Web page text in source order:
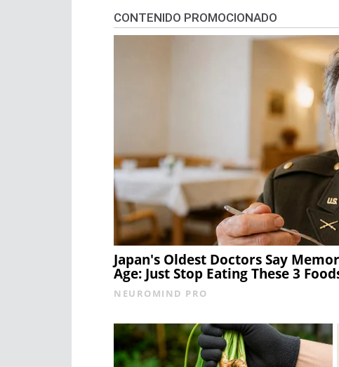
CONTENIDO PROMOCIONADO
Japan's Oldest Doctors Say
Age: Just Stop Eating These 3
NEUROMIND PRO